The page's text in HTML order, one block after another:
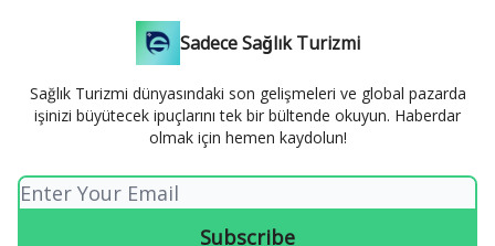
Sadece Sağlık Turizmi
Sağlık Turizmi dünyasındaki son gelişmeleri ve global pazarda
işinizi büyütecek ipuçlarını tek bir bültende okuyun. Haberdar
olmak için hemen kaydolun!